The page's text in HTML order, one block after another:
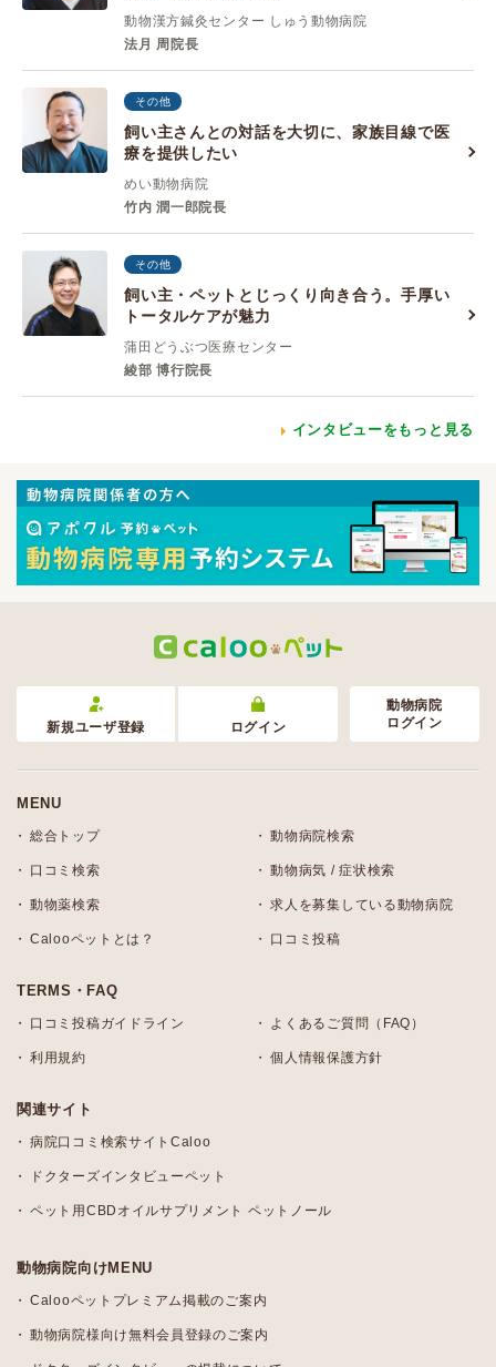
動物漢方鍼灸センター しゅう動物病院
法月 周院長
その他
飼い主さんとの対話を大切に、家族目線で医
療を提供したい
めい動物病院
竹内 潤一郎院長
その他
飼い主・ペットとじっくり向き合う。手厚い
トータルケアが魅力
蒲田どうぶつ医療センター
綾部 博行院長
インタビューをもっと見る
新規ユーザ登録 ログイン
動物病院
ログイン
MENU
総合トップ 動物病院検索
口コミ検索 動物病気 / 症状検索
動物薬検索 求人を募集している動物病院
Calooペットとは？ 口コミ投稿
TERMS・FAQ
口コミ投稿ガイドライン よくあるご質問（FAQ）
利用規約 個人情報保護方針
関連サイト
病院口コミ検索サイトCaloo
ドクターズインタビューペット
ペット用CBDオイルサプリメント ペットノール
動物病院向けMENU
Calooペットプレミアム掲載のご案内
動物病院様向け無料会員登録のご案内